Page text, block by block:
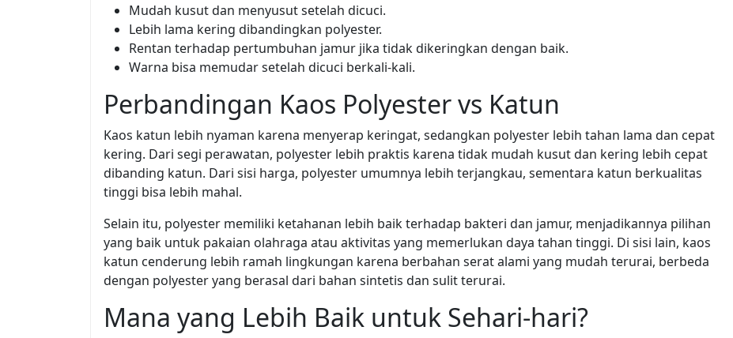
Mudah kusut dan menyusut setelah dicuci.
Lebih lama kering dibandingkan polyester.
Rentan terhadap pertumbuhan jamur jika tidak dikeringkan dengan baik.
Warna bisa memudar setelah dicuci berkali-kali.
Perbandingan Kaos Polyester vs Katun
Kaos katun lebih nyaman karena menyerap keringat, sedangkan polyester lebih tahan lama dan cepat
kering. Dari segi perawatan, polyester lebih praktis karena tidak mudah kusut dan kering lebih cepat
dibanding katun. Dari sisi harga, polyester umumnya lebih terjangkau, sementara katun berkualitas
tinggi bisa lebih mahal.
Selain itu, polyester memiliki ketahanan lebih baik terhadap bakteri dan jamur, menjadikannya pilihan
yang baik untuk pakaian olahraga atau aktivitas yang memerlukan daya tahan tinggi. Di sisi lain, kaos
katun cenderung lebih ramah lingkungan karena berbahan serat alami yang mudah terurai, berbeda
dengan polyester yang berasal dari bahan sintetis dan sulit terurai.
Mana yang Lebih Baik untuk Sehari-hari?